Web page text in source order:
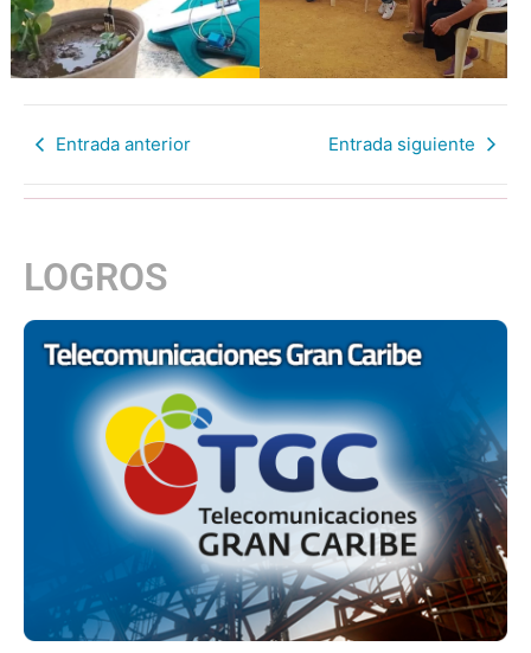
Entrada anterior Entrada siguiente
LOGROS